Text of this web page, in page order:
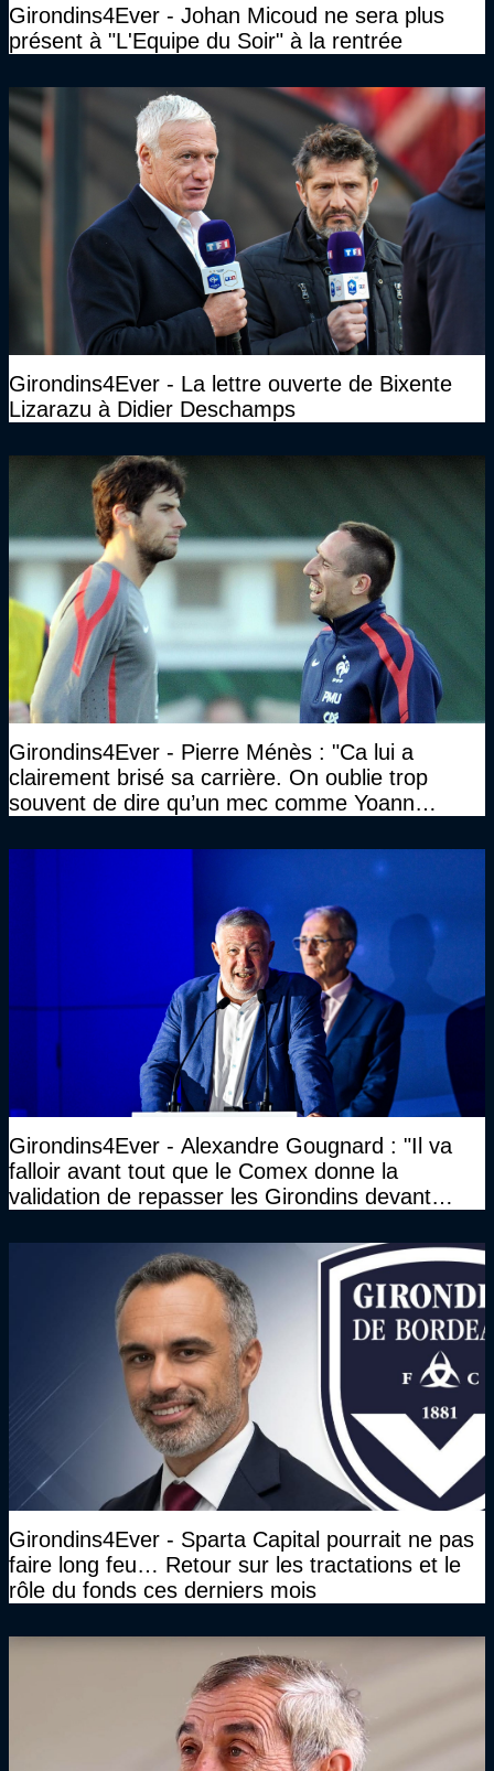
Girondins4Ever - Johan Micoud ne sera plus
présent à "L'Equipe du Soir" à la rentrée
Girondins4Ever - La lettre ouverte de Bixente
Lizarazu à Didier Deschamps
Girondins4Ever - Pierre Ménès : "Ca lui a
clairement brisé sa carrière. On oublie trop
souvent de dire qu’un mec comme Yoann
Girondins4Ever - Alexandre Gougnard : "Il va
falloir avant tout que le Comex donne la
validation de repasser les Girondins devant
Girondins4Ever - Sparta Capital pourrait ne pas
faire long feu… Retour sur les tractations et le
rôle du fonds ces derniers mois